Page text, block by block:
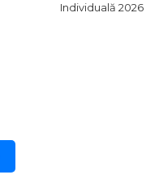
Individuală 2026